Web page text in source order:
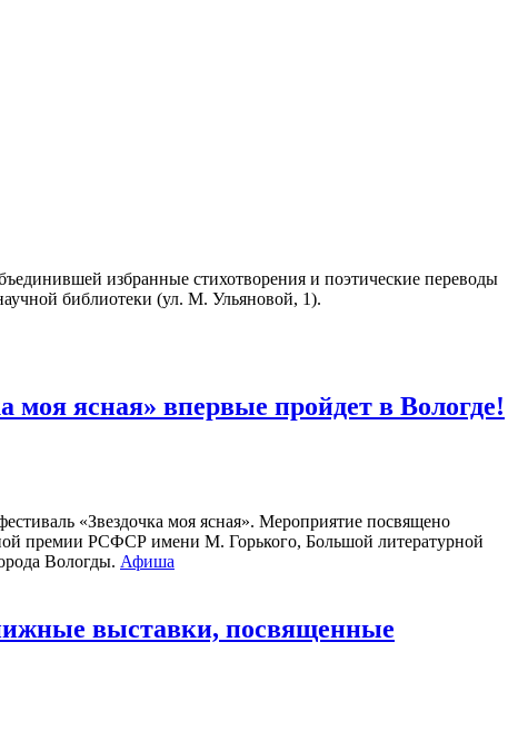
избранные стихотворения и поэтические переводы
библиотеки (ул. М. Ульяновой, 1).
ясная» впервые пройдет в Вологде!
«Звездочка моя ясная». Мероприятие посвящено
премии РСФСР имени М. Горького, Большой литературной
Вологды. Афиша
выставки, посвященные